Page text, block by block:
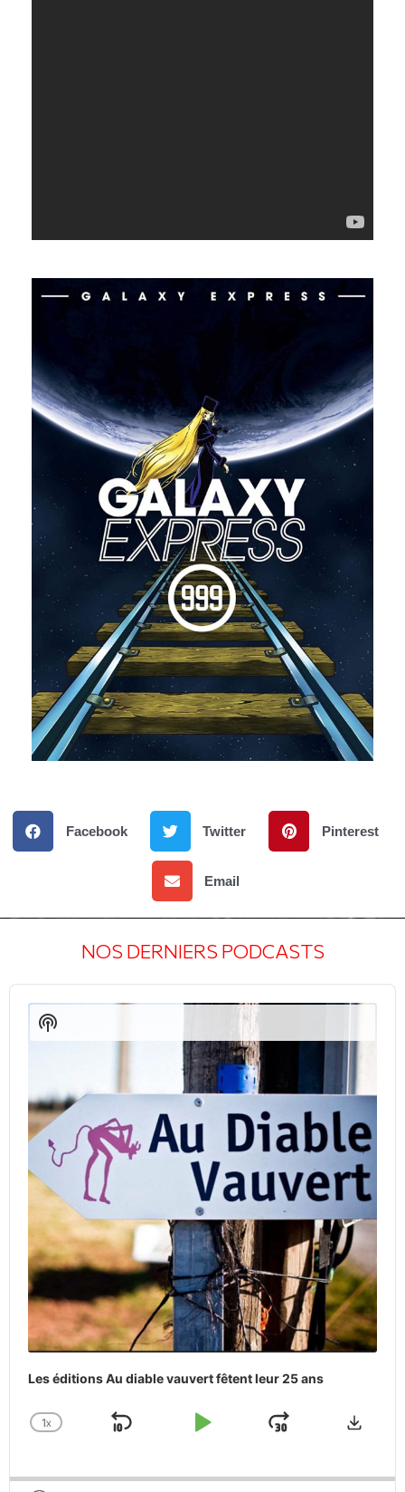
Facebook Twitter Pinterest
Email
NOS DERNIERS PODCASTS
Audio
Player
Les éditions Au diable vauvert fêtent leur 25 ans
CHANGE
1X
SKIP
PLAY
JUMP
Show